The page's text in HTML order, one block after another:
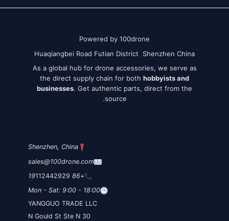
Powered by 100drone
Huaqiangbei Road Futian District Shenzhen China
As a global hub for drone accessories, we serve as
the direct supply chain for both hobbyists and
businesses. Get authentic parts, direct from the
source.
Shenzhen, China
sales@100drone.com
+86 19
112442929
Mon - Sat: 9:00 - 18:00
YANGGUO TRADE LLC
30 N Gould St Ste N